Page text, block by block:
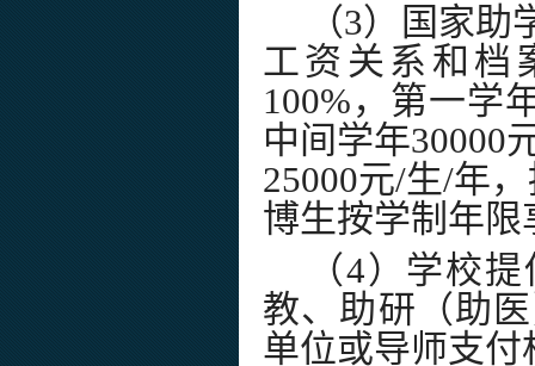
（3）国家助
工资关系和档
100% ，第一学
中间学年30000
25000元/生/年
博生按学制年
（4）学校提
教、助研（助
单位或导师支